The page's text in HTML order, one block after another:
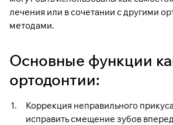
лечения или в сочетании с другими
методами.
Основные функции
ортодонтии:
Коррекция неправильного
исправить смещение зубов